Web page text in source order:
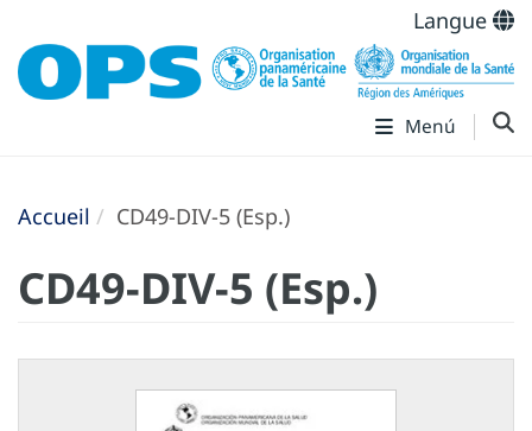
Langue
Menú
Accueil CD49-DIV-5 (Esp.)
CD49-DIV-5 (Esp.)